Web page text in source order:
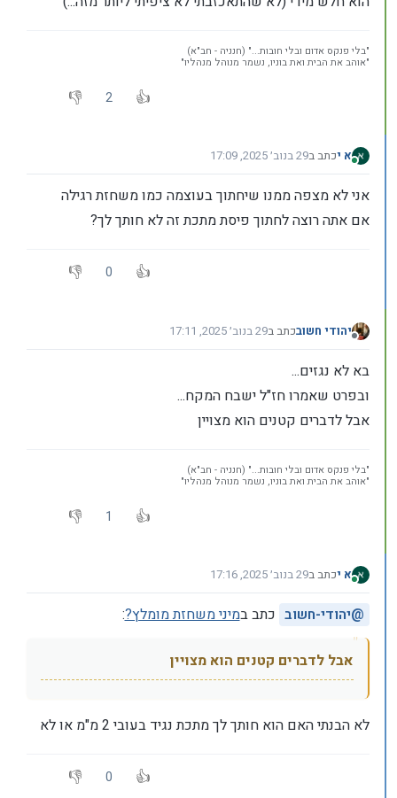
"בלי פנקס אדום ובלי חובות..." (חנניה - חב"א)
"אוהב את הבית ואת בוניו, נשמר מנוהל מנהליו"
2
מחובר
א יכתב ב29 בנוב׳ 2025, 17:09
נערך לאחרונה על ידי
אני לא מצפה ממנו שיחתוך בעוצמה כמו משחזת רגילה
אם אתה רוצה לחתוך פיסת מתכת זה לא חותך לך?
0
מנותק
יהודי חשובכתב ב29 בנוב׳ 2025, 17:11
נערך לאחרונה על ידי
בא לא נגזים...
ובפרט שאמרו חז"ל ישבח המקח...
אבל לדברים קטנים הוא מצויין
"בלי פנקס אדום ובלי חובות..." (חנניה - חב"א)
"אוהב את הבית ואת בוניו, נשמר מנוהל מנהליו"
1
מחובר
א יכתב ב29 בנוב׳ 2025, 17:16
נערך לאחרונה על ידי
@יהודי-חשוב כתב במיני משחזת מומלץ?:
אבל לדברים קטנים הוא מצויין
לא הבנתי האם הוא חותך לך מתכת נגיד בעובי 2 מ"מ או לא
0